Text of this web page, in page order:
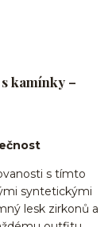
kamínky –
s tímto
syntetickými
lesk zirkonů a